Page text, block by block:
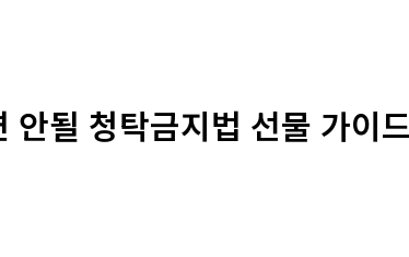
될 청탁금지법 선물 가이